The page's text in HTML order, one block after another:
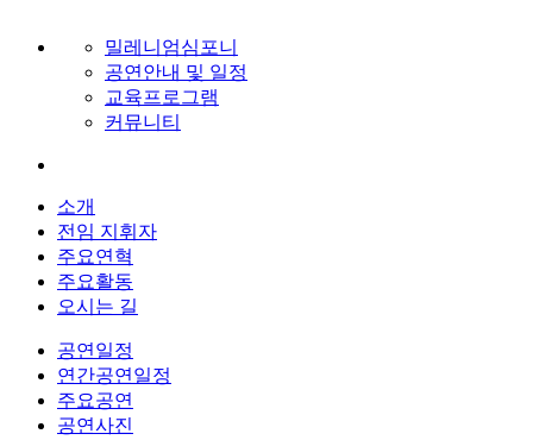
밀레니엄심포니
공연안내 및 일정
교육프로그램
커뮤니티
소개
전임 지휘자
주요연혁
주요활동
오시는 길
공연일정
연간공연일정
주요공연
공연사진